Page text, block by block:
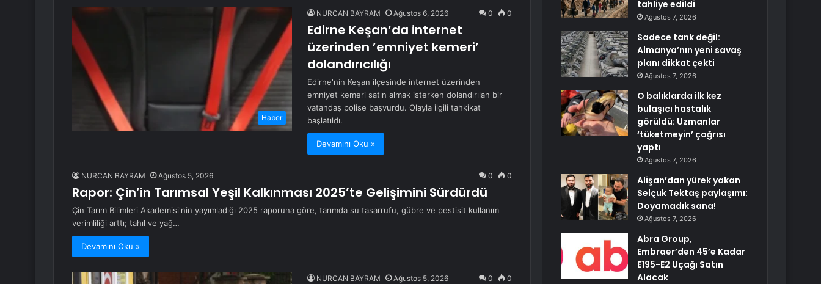
Haber
NURCAN BAYRAM Ağustos 6, 2026 0 0
Edirne Keşan’da internet
üzerinden ’emniyet kemeri’
dolandırıcılığı
Edirne'nin Keşan ilçesinde internet üzerinden
emniyet kemeri satın almak isterken dolandırılan bir
vatandaş polise başvurdu. Olayla ilgili tahkikat
başlatıldı.
Devamını Oku »
NURCAN BAYRAM Ağustos 5, 2026 0 0
Rapor: Çin’in Tarımsal Yeşil Kalkınması 2025’te Gelişimini Sürdürdü
Çin Tarım Bilimleri Akademisi'nin yayımladığı 2025 raporuna göre, tarımda su tasarrufu, gübre ve pestisit kullanım
verimliliği arttı; tahıl ve yağ…
Devamını Oku »
NURCAN BAYRAM Ağustos 5, 2026 0 0
tahliye edildi
Ağustos 7, 2026
Sadece tank değil:
Almanya’nın yeni savaş
planı dikkat çekti
Ağustos 7, 2026
O balıklarda ilk kez
bulaşıcı hastalık
görüldü: Uzmanlar
‘tüketmeyin’ çağrısı
yaptı
Ağustos 7, 2026
Alişan’dan yürek yakan
Selçuk Tektaş paylaşımı:
Doyamadık sana!
Ağustos 7, 2026
Abra Group,
Embraer’den 45’e Kadar
E195-E2 Uçağı Satın
Alacak